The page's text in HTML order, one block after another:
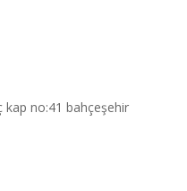
no:41 bahçeşehir